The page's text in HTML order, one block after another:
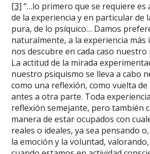
[3] “…lo primero que se requiere es
de la experiencia y en particular de
pura, de lo psíquico… Damos
naturalmente, a la experiencia más
nos descubre en cada caso
La actitud de la mirada
nuestro psiquismo se lleva a cabo
como una reflexión, como vuelta
antes a otra parte. Toda
reflexión semejante, pero también
manera de estar ocupados con
reales o ideales, ya sea pensando
la emoción y la voluntad,